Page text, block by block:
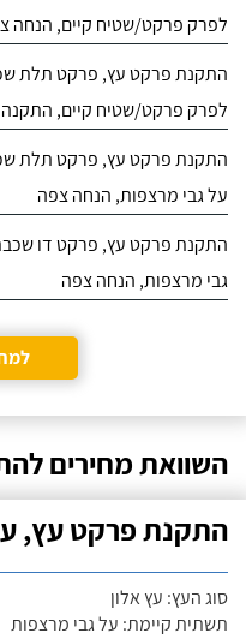
לפרק פרקט/שטיח קיים, הנחה
התקנת פרקט עץ, פרקט תלת
לפרק פרקט/שטיח קיים,
התקנת פרקט עץ, פרקט תלת
על גבי מרצפות, הנחה צפה
התקנת פרקט עץ, פרקט דו
גבי מרצפות, הנחה צפה
השוואת מחירים
התקנת פרקט עץ,
סוג העץ: עץ אלון
תשתית קיימת: על גבי מרצפות